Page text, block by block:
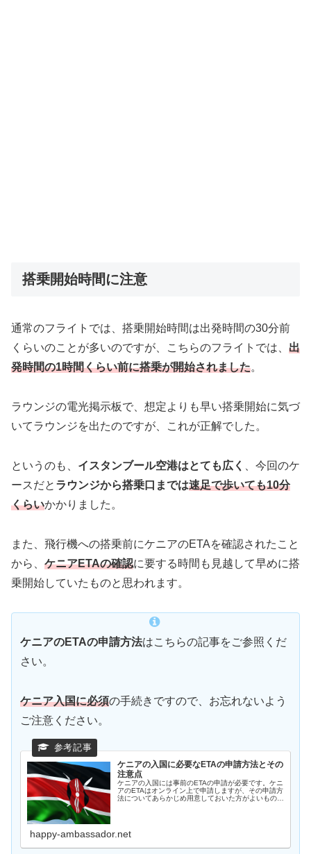
搭乗開始時間に注意
通常のフライトでは、搭乗開始時間は出発時間の30分前
くらいのことが多いのですが、こちらのフライトでは、 出
発時間の1時間くらい前に搭乗が開始されました。
ラウンジの電光掲示板で、想定よりも早い搭乗開始に気づ
いてラウンジを出たのですが、これが正解でした。
というのも、 イスタンブール空港はとても広く
、今回のケ
ースだと ラウンジから搭乗口までは速足で歩いても10分
くらいかかりました。
また、飛行機への搭乗前にケニアのETAを確認されたこと
から、 ケニアETAの確認に要する時間も見越して早めに搭
乗開始していたものと思われます。
ケニアのETAの申請方法はこちらの記事をご参照くだ
さい。
ケニア入国に必須の手続きですので、お忘れないよう
ご注意ください。
ケニアの入国に必要なETAの申請方法とその
注意点
ケニアの入国には事前のETAの申請が必要です。ケニ
アのETAはオンライン上で申請しますが、その申請方
法についてあらかじめ用意しておいた方がよいものな
happy-ambassador.net